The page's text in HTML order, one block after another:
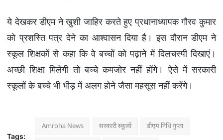
ये देखकर डीएम ने खुशी जाहिर करते हुए प्रधानाध्यापक गौरव कुमार
को प्रशस्ति पत्र देने का आश्वासन दिया है। इस दौरान डीएम ने
स्कूल शिक्षकों से कहा कि वे बच्चों को पढ़ाने में दिलचस्पी दिखाएं।
अच्छी शिक्षा मिलेगी तो बच्चे कमजोर नहीं होंगे। ऐसे में सरकारी
स्कूलों के बच्चे भी भीड़ में अलग होने जैसा महसूस नहीं करेंगे।
Tags:
Amroha News सरकारी स्कूलों डीएम निधि गुप्ता